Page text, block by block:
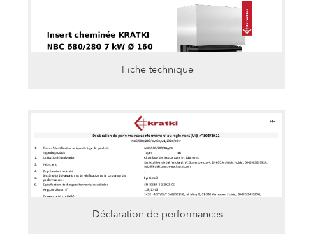
Fiche technique
Déclaration de performances